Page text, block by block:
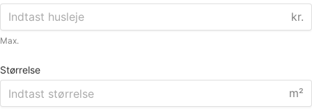
kr.
Max.
Størrelse
m²